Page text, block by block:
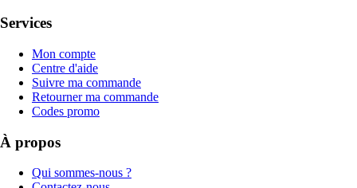
Services
Mon compte
Centre d'aide
Suivre ma commande
Retourner ma commande
Codes promo
À propos
Qui sommes-nous ?